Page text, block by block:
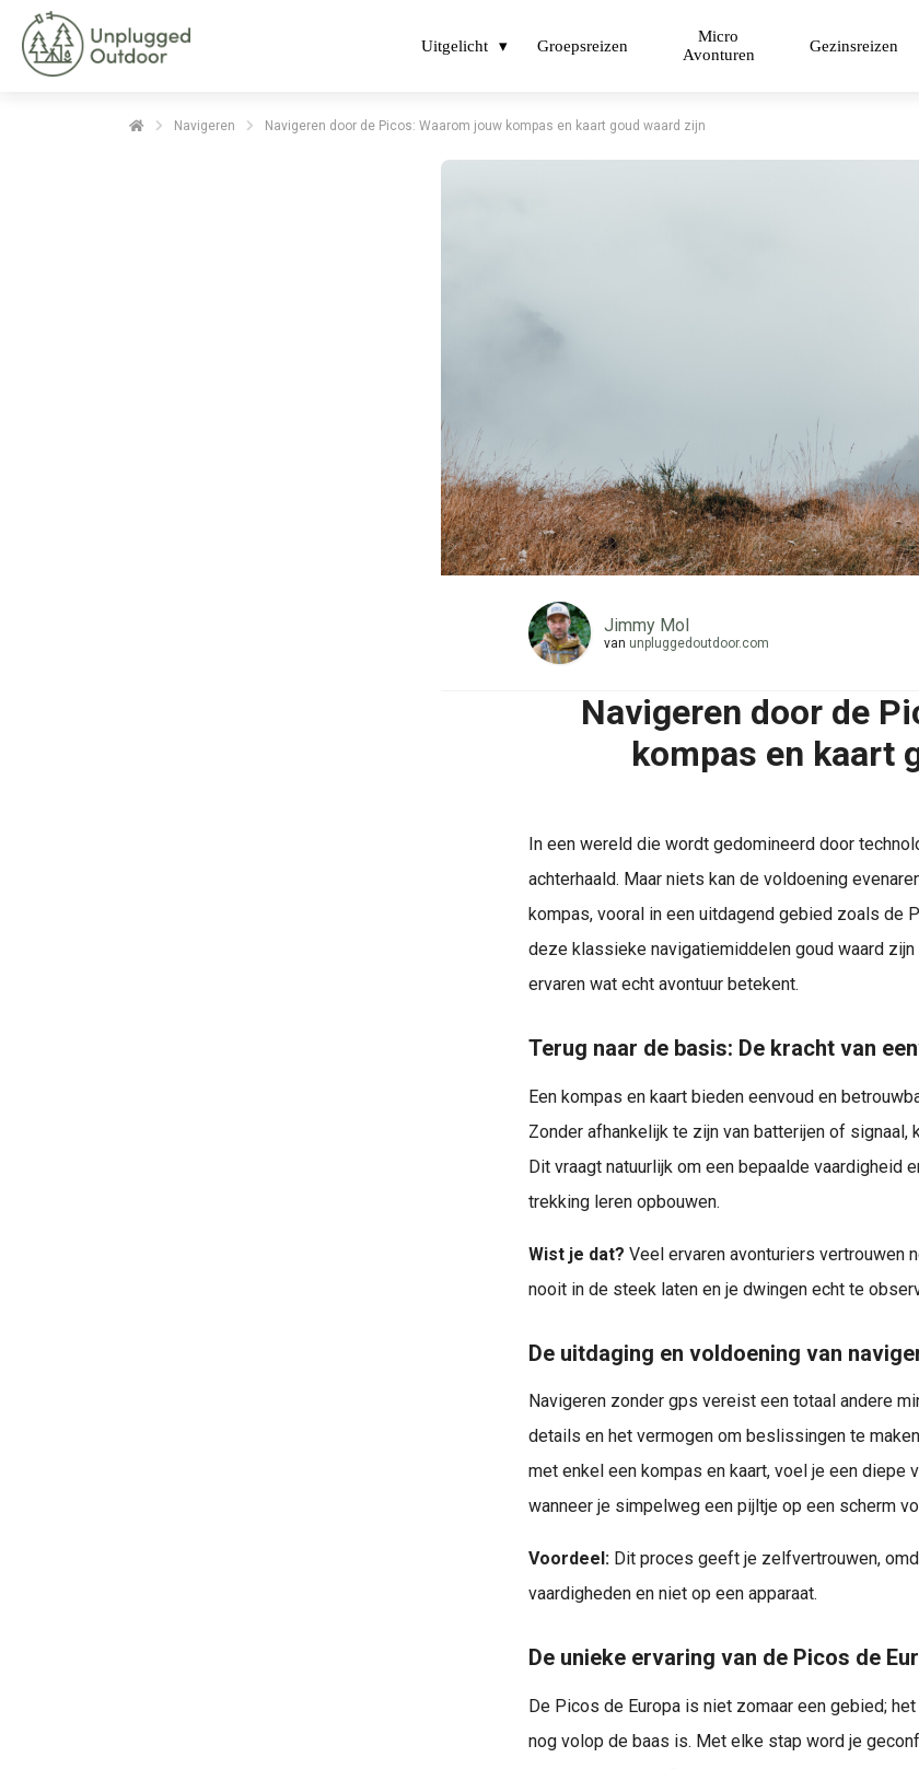
Uitgelicht Groepsreizen
Micro
Avonturen
Gezinsreizen
Navigeren Navigeren door de Picos: Waarom jouw kompas en kaart goud waard zijn
Jimmy Mol
van unpluggedoutdoor.com
Navigeren door de
kompas en kaart
In een wereld die wordt gedomineerd door
achterhaald. Maar niets kan de voldoening
kompas, vooral in een uitdagend gebied zoals de
deze klassieke navigatiemiddelen goud waard zijn
ervaren wat echt avontuur betekent.
Terug naar de basis: De kracht van
Een kompas en kaart bieden eenvoud en
Zonder afhankelijk te zijn van batterijen of signaal,
Dit vraagt natuurlijk om een bepaalde
trekking leren opbouwen.
Wist je dat? Veel ervaren avonturiers vertrouwen
nooit in de steek laten en je dwingen echt te
De uitdaging en voldoening van
Navigeren zonder gps vereist een totaal andere
details en het vermogen om beslissingen te
met enkel een kompas en kaart, voel je een diepe
wanneer je simpelweg een pijltje op een scherm
Voordeel: Dit proces geeft je zelfvertrouwen,
vaardigheden en niet op een apparaat.
De unieke ervaring van de Picos de
De Picos de Europa is niet zomaar een gebied;
nog volop de baas is. Met elke stap word je